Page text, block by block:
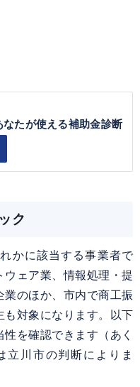
たが使える補助金診断
ク
かに該当する事業者で
ェア業、情報処理・提
のほか、市内で商工振
対象になります。以下
を確認できます（あく
立川市の判断によりま